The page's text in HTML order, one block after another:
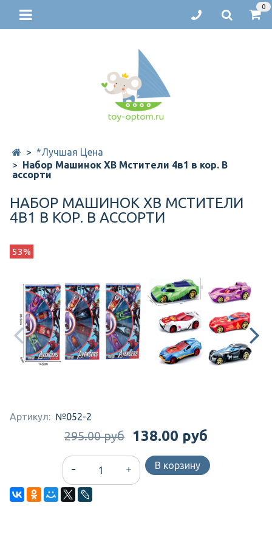
0
*Лучшая Цена
Набор Машинок ХВ Мстители 4в1 в кор. В
ассорти
НАБОР МАШИНОК ХВ МСТИТЕЛИ
4В1 В КОР. В АССОРТИ
53%
Артикул: №052-2
295.00 руб 138.00 руб
В корзину